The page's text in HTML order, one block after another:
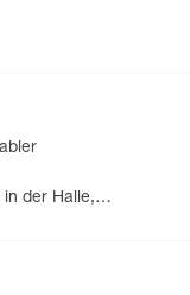
der Halle,